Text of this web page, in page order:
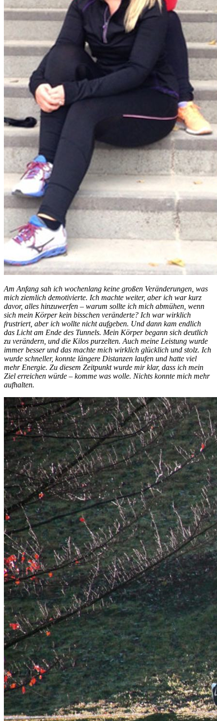
Am Anfang sah ich wochenlang keine großen Veränderungen, was
mich ziemlich demotivierte. Ich machte weiter, aber ich war kurz
davor, alles hinzuwerfen – warum sollte ich mich abmühen, wenn
sich mein Körper kein bisschen veränderte? Ich war wirklich
frustriert, aber ich wollte nicht aufgeben. Und dann kam endlich
das Licht am Ende des Tunnels. Mein Körper begann sich deutlich
zu verändern, und die Kilos purzelten. Auch meine Leistung wurde
immer besser und das machte mich wirklich glücklich und stolz. Ich
wurde schneller, konnte längere Distanzen laufen und hatte viel
mehr Energie. Zu diesem Zeitpunkt wurde mir klar, dass ich mein
Ziel erreichen würde – komme was wolle. Nichts konnte mich mehr
aufhalten.